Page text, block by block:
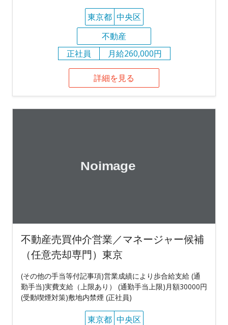
東京都 中央区
不動産
正社員
月給260,000円
詳細を見る
不動産売買仲介営業／マネージャー候補
（任意売却専門）東京
(その他の手当等付記事項)営業成績により歩合給支給 (通
勤手当)実費支給（上限あり） (通勤手当上限)月額30000円
(受動喫煙対策)敷地内禁煙 (正社員)
東京都 中央区